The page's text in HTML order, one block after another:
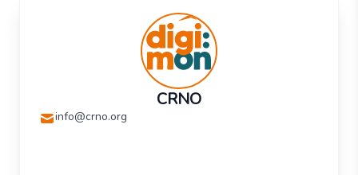
CRNO
info@crno.org